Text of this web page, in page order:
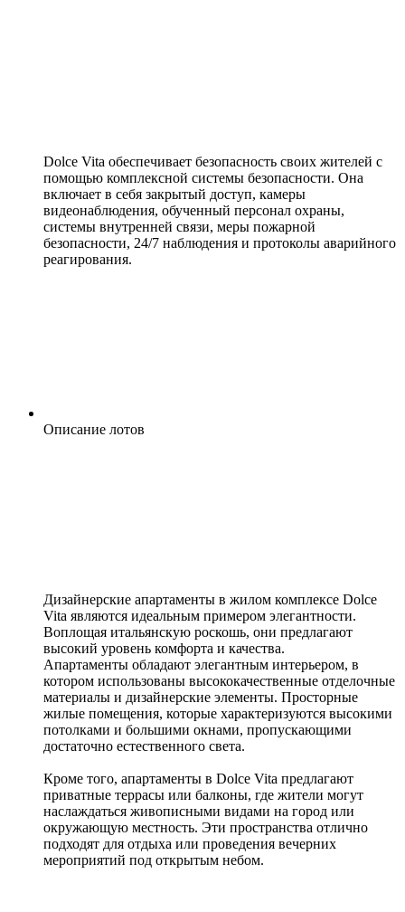
Dolce Vita обеспечивает безопасность своих жителей с
помощью комплексной системы безопасности. Она
включает в себя закрытый доступ, камеры
видеонаблюдения, обученный персонал охраны,
системы внутренней связи, меры пожарной
безопасности, 24/7 наблюдения и протоколы аварийного
реагирования.
Описание лотов
Дизайнерские апартаменты в жилом комплексе Dolce
Vita являются идеальным примером элегантности.
Воплощая итальянскую роскошь, они предлагают
высокий уровень комфорта и качества.
Апартаменты обладают элегантным интерьером, в
котором использованы высококачественные отделочные
материалы и дизайнерские элементы. Просторные
жилые помещения, которые характеризуются высокими
потолками и большими окнами, пропускающими
достаточно естественного света.
Кроме того, апартаменты в Dolce Vita предлагают
приватные террасы или балконы, где жители могут
наслаждаться живописными видами на город или
окружающую местность. Эти пространства отлично
подходят для отдыха или проведения вечерних
мероприятий под открытым небом.